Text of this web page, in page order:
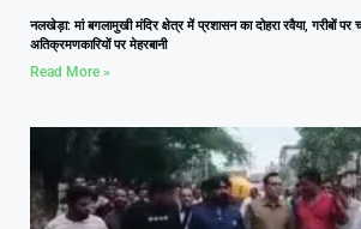
नलखेड़ा: मां बगलामुखी मंदिर क्षेत्र में प्रशासन का दोहरा रवैया, गरीबों पर
अतिक्रमणकारियों पर मेहरबानी
Read More »